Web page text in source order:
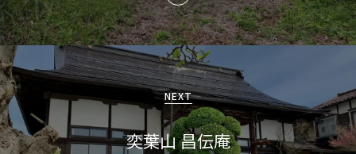
ー
シ
ョ
ン
NEXT
奕葉山 昌伝庵